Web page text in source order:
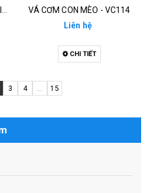
VÁ CƠM CON MÈO - VC114
Liên hệ
CHI TIẾT
3 4 15